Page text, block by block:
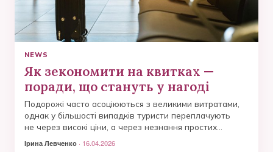
NEWS
Як зекономити на квитках —
поради, що стануть у нагоді
Подорожі часто асоціюються з великими витратами,
однак у більшості випадків туристи переплачують
не через високі ціни, а через незнання простих
Ірина Левченко · 16.04.2026